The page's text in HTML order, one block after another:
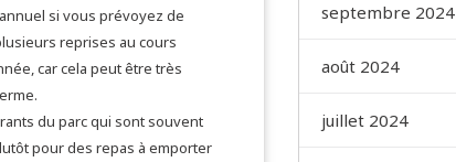
si vous prévoyez de
reprises au cours
car cela peut être très
du parc qui sont souvent
pour des repas à emporter
septembre 2024
août 2024
juillet 2024